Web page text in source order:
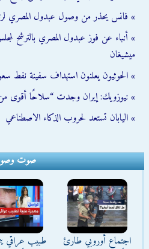
» فانس يحذر من وصول عبدول المصري
» أنباء عن فوز عبدول المصري بالترشح
ميشيغان
» الحوثيون يعلنون استهداف سفينة نفط
» نيوزويك: إيران وجدت “سلاحًا أقوى من
» اليابان تستعد لحروب الذكاء الاصطناعي
صوت
اجتماع أوروبي طارئ
طبيب عراقي